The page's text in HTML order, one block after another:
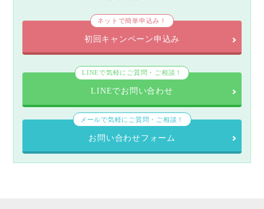
ネットで簡単申込み！
初回キャンペーン申込み
LINEで気軽にご質問・ご相談！
LINEでお問い合わせ
メールで気軽にご質問・ご相談！
お問い合わせフォーム